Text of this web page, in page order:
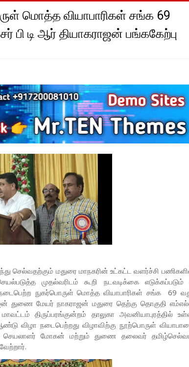
மொத்த வியாபாரிகள் சங்க 69
பி டி ஆர் தியாகராஜன் பங்ககேற்பு
செல்வதற்கும் மதுரை மாநகரின் உட்கட்ட வளர்ச்சி
முதல்வரிடம் கூறி நடவடிக்கை எடுக்கப்படும்
நடைபெற்ற நுகர்பொருள் மொத்த வியாபாரிகள் சங்க 69
துணை மேயர் நாகராஜன் மதுரை தெற்கு தொகுதி
திருப்பரங்குன்றம் தாலுகா அவனியாபுரத்தில்
விழா நடைபெற்றது விழாவிற்கு நூற்பொருள்
செயலாளர் மோகன் மற்றும் துணை தலைவர்